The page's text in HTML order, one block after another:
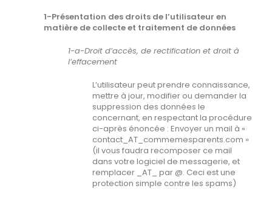
1-Présentation des droits de l’utilisateur en
matière de collecte et traitement de données
1-a-Droit d’accès, de rectification et droit à
l’effacement
L’utilisateur peut prendre connaissance,
mettre à jour, modifier ou demander la
suppression des données le
concernant, en respectant la procédure
ci-après énoncée : Envoyer un mail à «
contact_AT_commemesparents.com »
(il vous faudra recomposer ce mail
dans votre logiciel de messagerie, et
remplacer _AT_ par @. Ceci est une
protection simple contre les spams)